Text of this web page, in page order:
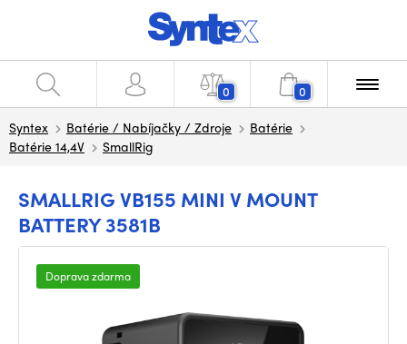
0 0
Syntex Batérie / Nabíjačky / Zdroje
Batérie
Batérie 14,4V
SmallRig
SMALLRIG VB155 MINI V MOUNT
BATTERY 3581B
Doprava zdarma